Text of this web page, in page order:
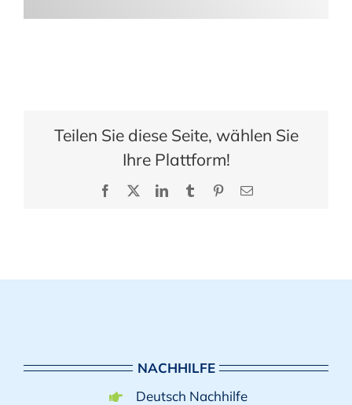
Teilen Sie diese Seite, wählen Sie
Ihre Plattform!
Facebook LinkedInTumblr Pinterest
E-
NACHHILFE
Deutsch Nachhilfe